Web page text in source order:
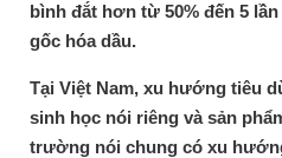
bình đắt hơn từ 50% đến 5
gốc hóa dầu.
Tại Việt Nam, xu hướng tiêu
sinh học nói riêng và sản
trường nói chung có xu